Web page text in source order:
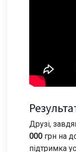
Друзі,
000 грн на
підтримка